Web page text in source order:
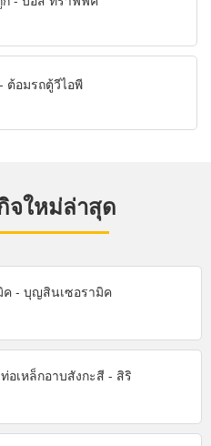
ต้อมรถตู้วีไอพี
จใหม่ล่าสุด
ค - บุญสินเซอรามิค
อเหล็กอาบสังกะสี - สิริ